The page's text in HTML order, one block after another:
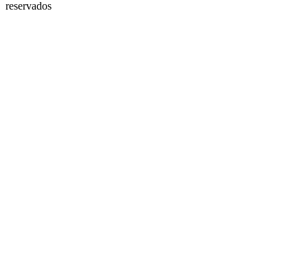
reservados